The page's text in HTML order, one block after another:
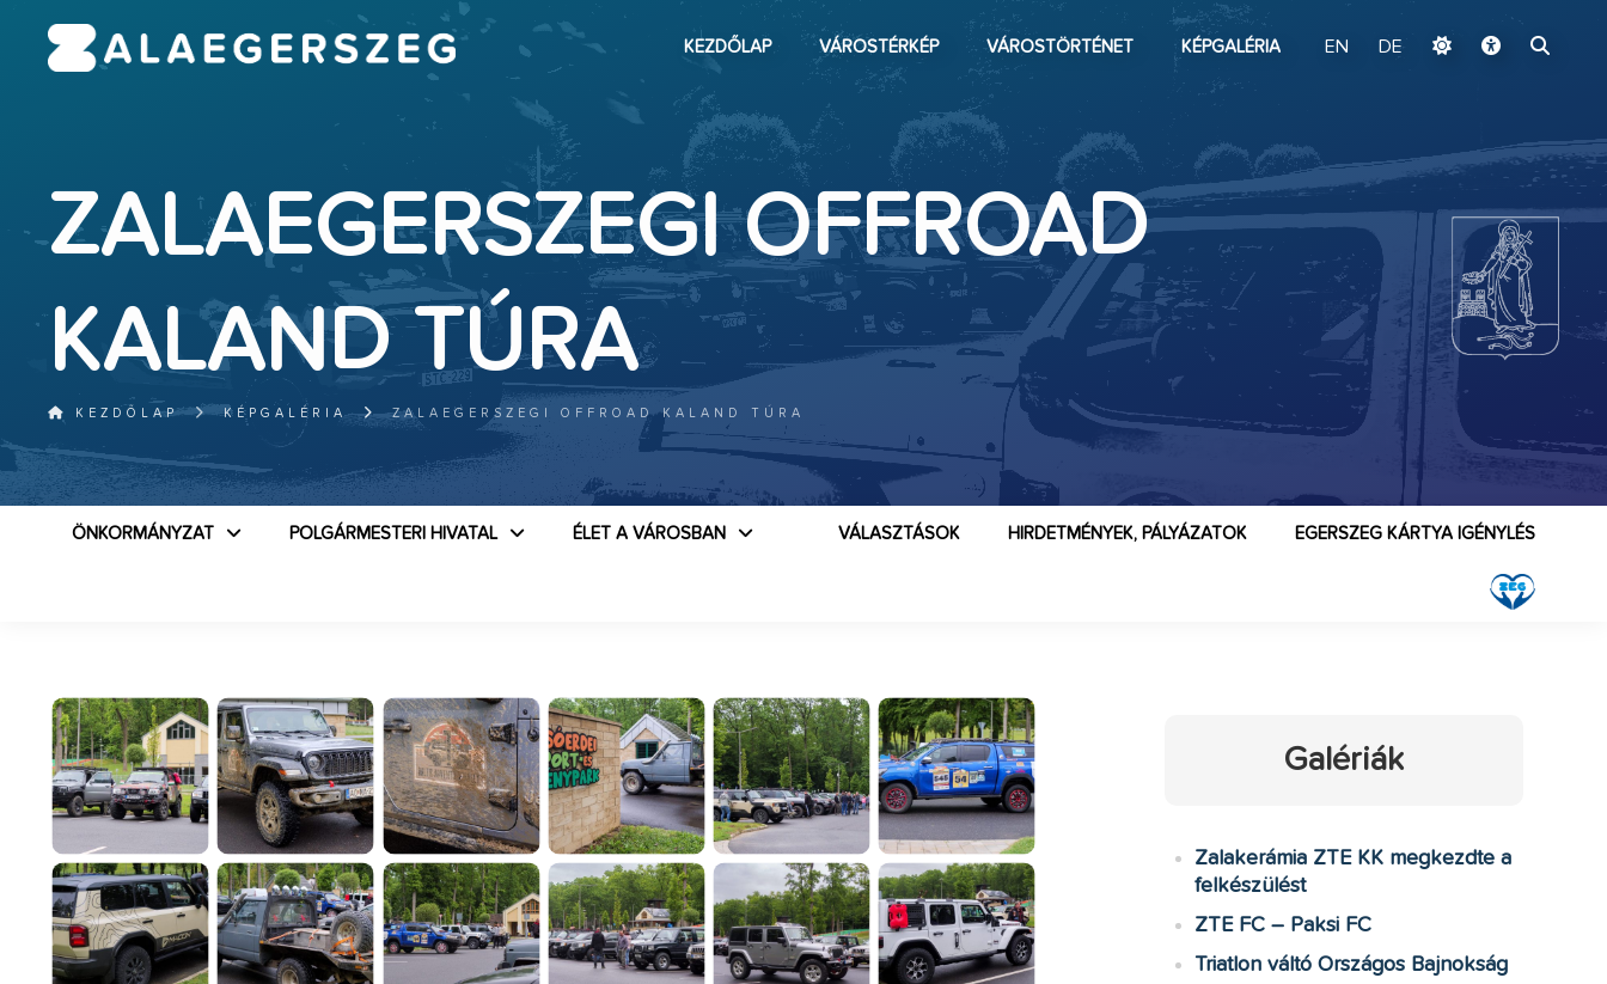
KEZDŐLAP VÁROSTÉRKÉP VÁROSTÖRTÉNET KÉPGALÉRIA EN DE
ZALAEGERSZEGI OFFROAD
KALAND TÚRA
KEZDŐLAP KÉPGALÉRIA ZALAEGERSZEGI OFFROAD KALAND TÚRA
ÖNKORMÁNYZAT POLGÁRMESTERI HIVATAL ÉLET A VÁROSBAN EGERSZEG KÁRTYA IGÉNYLÉS
HIRDETMÉNYEK, PÁLYÁZATOK
VÁLASZTÁSOK
Galériák
Zalakerámia ZTE KK megkezdte a
felkészülést
ZTE FC – Paksi FC
Triatlon váltó Országos Bajnokság